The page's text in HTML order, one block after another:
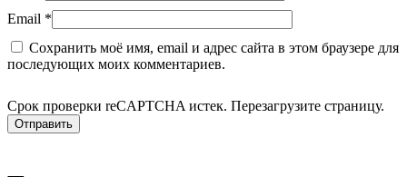
Email *
Сохранить моё имя, email и адрес сайта в этом браузере для
последующих моих комментариев.
Срок проверки reCAPTCHA истек. Перезагрузите страницу.